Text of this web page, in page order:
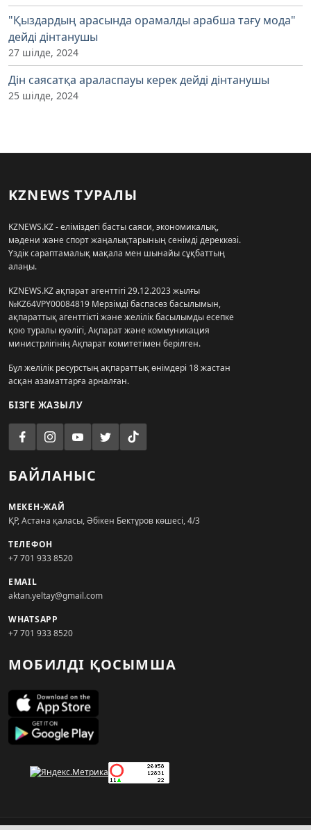
"Қыздардың арасында орамалды арабша тағу мода"
дейді дінтанушы
27 шілде, 2024
Дін саясатқа араласпауы керек дейді дінтанушы
25 шілде, 2024
KZNEWS ТУРАЛЫ
KZNEWS.KZ - еліміздегі басты саяси, экономикалық,
мәдени және спорт жаңалықтарының сенімді дереккөзі.
Үздік сараптамалық мақала мен шынайы сұқбаттың
алаңы.
KZNEWS.KZ ақпарат агенттігі 29.12.2023 жылғы
№KZ64VPY00084819 Мерзімді баспасөз басылымын,
ақпараттық агенттікті және желілік басылымды есепке
қою туралы куәлігі, Ақпарат және коммуникация
министрлігінің Ақпарат комитетімен берілген.
Бұл желілік ресурстың ақпараттық өнімдері 18 жастан
асқан азаматтарға арналған.
БІЗГЕ ЖАЗЫЛУ
БАЙЛАНЫС
МЕКЕН-ЖАЙ
ҚР, Астана қаласы, Әбікен Бектұров көшесі, 4/3
ТЕЛЕФОН
+7 701 933 8520
EMAIL
aktan.yeltay@gmail.com
WHATSAPP
+7 701 933 8520
МОБИЛДІ ҚОСЫМША